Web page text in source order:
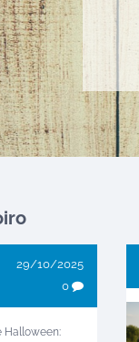
29/10/2025
0
Halloween: